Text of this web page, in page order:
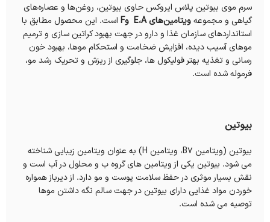
سرم موی بیوتین پلاس ایروکس حاوی بیوتین، روغن‌ها و عصاره‌های
گیاهی و مجموعهویتامین‌های E،A وF
است. این محصول مطابق با
استانداردهای سازمان غذا و دارو در جهت بهبود کراتین سازی و ترمیم
موهای آسیب دیده، افزایش ضخامت و استحکام موها، بهبود خون
رسانی و تغذیه بهتر فولیکول ها، جلوگیری از ریزش و تحریک رشد مو،
فرموله شده است.
بیوتین
بیوتین (ویتامین B7، ویتامین H) به عنوان ویتامین زیبایی شناخته
می شود. بیوتین یکی از ویتامین های گروه ب و محلول در آب است و
نقش بسیار موثری در حفظ سلامت پوست و مو دارد. از دیرباز همواره
خوردن مواد غذایی دارای بیوتین در جهت سالم نگه داشتن موها
توصیه می شده است.